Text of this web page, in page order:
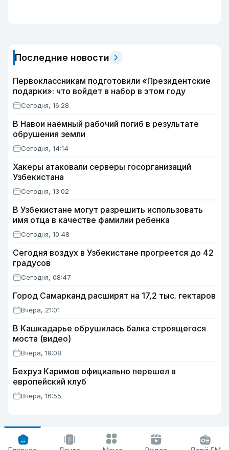
Последние новости
Первоклассникам подготовили «Президентские
подарки»: что войдет в набор в этом году
Сегодня, 16:28
В Навои наёмный рабочий погиб в результате
обрушения земли
Сегодня, 14:14
Хакеры атаковали серверы госорганизаций
Узбекистана
Сегодня, 13:02
В Узбекистане могут разрешить использовать
имя отца в качестве фамилии ребенка
Сегодня, 10:48
Сегодня воздух в Узбекистане прогреется до 42
градусов
Сегодня, 08:47
Город Самарканд расширят на 17,2 тыс. гектаров
Вчера, 21:01
В Кашкадарье обрушилась балка строящегося
моста (видео)
Вчера, 19:08
Бехруз Каримов официально перешел в
европейский клуб
Вчера, 16:55